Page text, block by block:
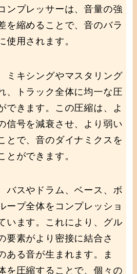
ンプレッサーは、音量の強
を縮めることで、音のバラ
使用されます。
ミキシングやマスタリング
、トラック全体に均一な圧
できます。この圧縮は、よ
信号を減衰させ、より弱い
とで、音のダイナミクスを
とができます。
バスやドラム、ベース、ボ
ープ全体をコンプレッショ
います。これにより、グル
要素がより密接に結合さ
ある音が生まれます。ま
を圧縮することで、個々の